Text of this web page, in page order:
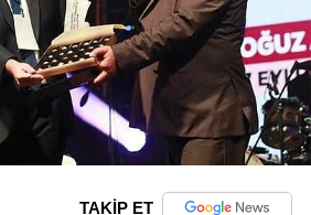
TAKİP ET